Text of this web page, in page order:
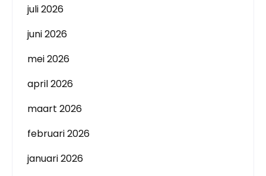
juli 2026
juni 2026
mei 2026
april 2026
maart 2026
februari 2026
januari 2026